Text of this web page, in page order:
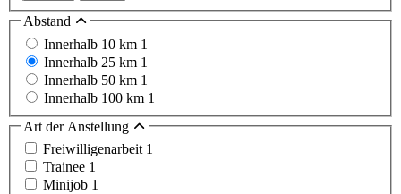
Abstand
Innerhalb 10 km 1
Innerhalb 25 km 1
Innerhalb 50 km 1
Innerhalb 100 km 1
Art der Anstellung
Freiwilligenarbeit 1
Trainee 1
Minijob 1